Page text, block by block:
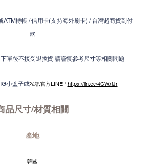
ATM轉帳 / 信用卡(支持海外刷卡) / 台灣超商貨到付
款
單後不接受退換貨 請謹慎參考尺寸等相關問題
小盒子或私訊官方LINE「https://lin.ee/4CWxiJr」
品尺寸/材質相關
產地
韓國